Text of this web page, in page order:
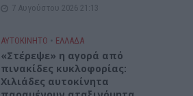
7 Αυγούστου 2026 21:13
ΑΥΤΟΚΙΝΗΤΟ • ΕΛΛΑΔΑ
«Στέρεψε» η αγορά από
πινακίδες κυκλοφορίας:
Χιλιάδες αυτοκίνητα